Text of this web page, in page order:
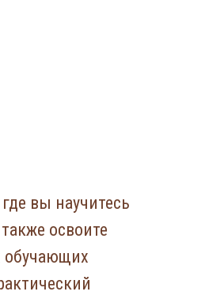
вы научитесь
освоите
обучающих